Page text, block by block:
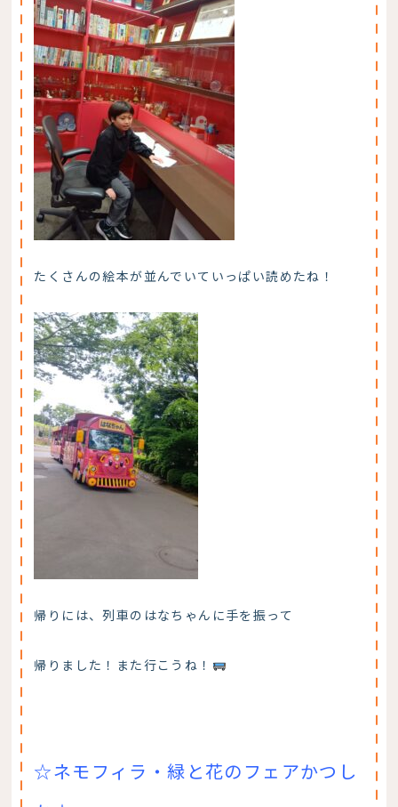
たくさんの絵本が並んでいていっぱい読めたね！
帰りには、列車のはなちゃんに手を振って
帰りました！また行こうね！
☆ネモフィラ・緑と花のフェアかつし